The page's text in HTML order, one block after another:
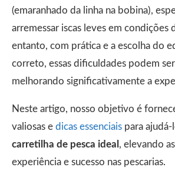
(emaranhado da linha na bobina),
arremessar iscas leves em condições
entanto, com prática e a escolha do
correto, essas dificuldades podem
melhorando significativamente a
Neste artigo, nosso objetivo é
valiosas e dicas essenciais para ajudá-
carretilha de pesca ideal , elevando
experiência e sucesso nas pescarias.